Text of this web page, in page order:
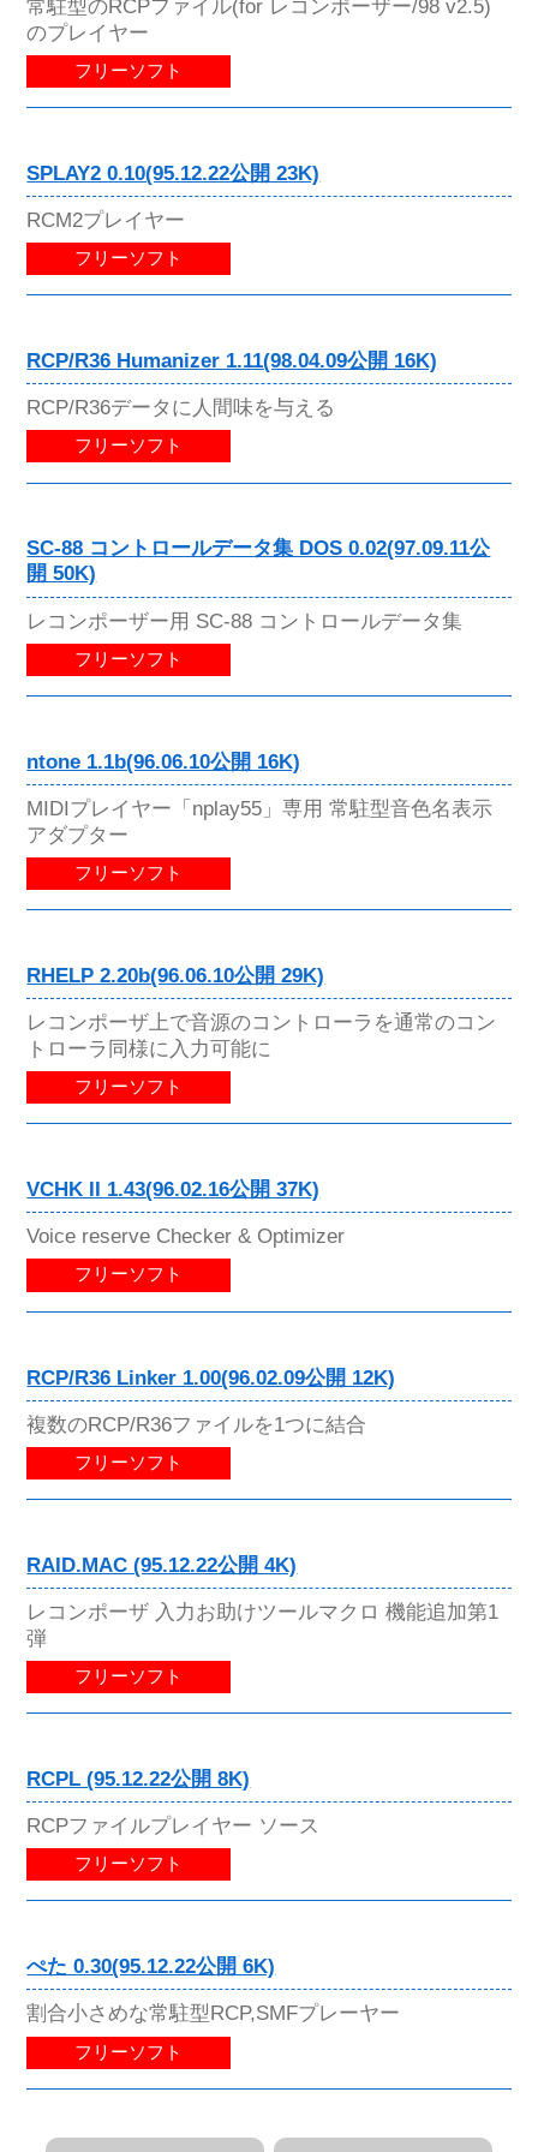
常駐型のRCPファイル(for レコンポーザー/98 v2.5)
のプレイヤー
フリーソフト
SPLAY2 0.10(95.12.22公開 23K)
RCM2プレイヤー
フリーソフト
RCP/R36 Humanizer 1.11(98.04.09公開 16K)
RCP/R36データに人間味を与える
フリーソフト
SC-88 コントロールデータ集 DOS 0.02(97.09.11公
開 50K)
レコンポーザー用 SC-88 コントロールデータ集
フリーソフト
ntone 1.1b(96.06.10公開 16K)
MIDIプレイヤー「nplay55」専用 常駐型音色名表示
アダプター
フリーソフト
RHELP 2.20b(96.06.10公開 29K)
レコンポーザ上で音源のコントローラを通常のコン
トローラ同様に入力可能に
フリーソフト
VCHK II 1.43(96.02.16公開 37K)
Voice reserve Checker & Optimizer
フリーソフト
RCP/R36 Linker 1.00(96.02.09公開 12K)
複数のRCP/R36ファイルを1つに結合
フリーソフト
RAID.MAC (95.12.22公開 4K)
レコンポーザ 入力お助けツールマクロ 機能追加第1
弾
フリーソフト
RCPL (95.12.22公開 8K)
RCPファイルプレイヤー ソース
フリーソフト
ぺた 0.30(95.12.22公開 6K)
割合小さめな常駐型RCP,SMFプレーヤー
フリーソフト